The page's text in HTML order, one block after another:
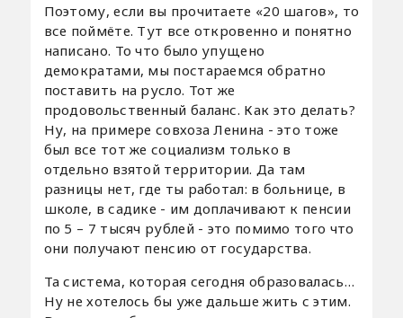
Поэтому, если вы прочитаете «20 шагов», то
все поймёте. Тут все откровенно и понятно
написано. То что было упущено
демократами, мы постараемся обратно
поставить на русло. Тот же
продовольственный баланс. Как это делать?
Ну, на примере совхоза Ленина - это тоже
был все тот же социализм только в
отдельно взятой территории. Да там
разницы нет, где ты работал: в больнице, в
школе, в садике - им доплачивают к пенсии
по 5 – 7 тысяч рублей - это помимо того что
они получают пенсию от государства.
Та система, которая сегодня образовалась…
Ну не хотелось бы уже дальше жить с этим.